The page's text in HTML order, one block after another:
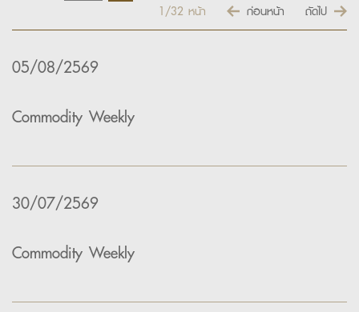
1/32 หน้า ก่อนหน้า ถัดไป
05/08/2569
Commodity Weekly
30/07/2569
Commodity Weekly